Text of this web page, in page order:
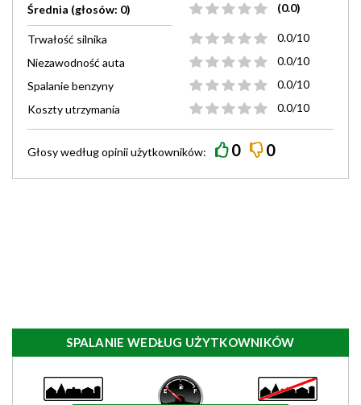
Średnia (głosów: 0) (0.0)
Trwałość silnika
0.0/10
Niezawodność auta
0.0/10
Spalanie benzyny
0.0/10
Koszty utrzymania
0.0/10
Głosy wedługopiniiużytkowników: 0 0
SPALANIE WEDŁUG UŻYTKOWNIKÓW